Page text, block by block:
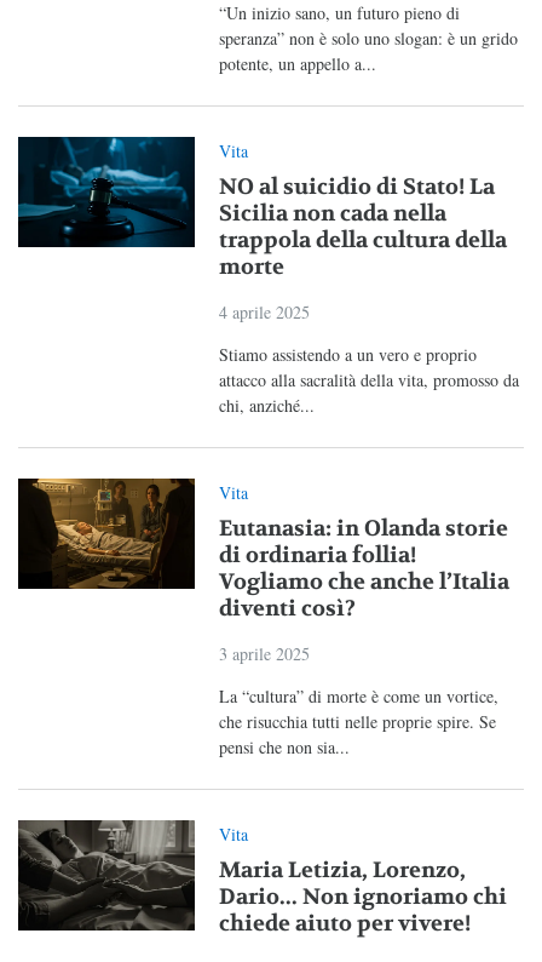
“Un inizio sano, un futuro pieno di
speranza” non è solo uno slogan: è un grido
potente, un appello a...
Vita
NO al suicidio di Stato! La
Sicilia non cada nella
trappola della cultura della
morte
4 aprile 2025
Stiamo assistendo a un vero e proprio
attacco alla sacralità della vita, promosso da
chi, anziché...
Vita
Eutanasia: in Olanda storie
di ordinaria follia!
Vogliamo che anche l’Italia
diventi così?
3 aprile 2025
La “cultura” di morte è come un vortice,
che risucchia tutti nelle proprie spire. Se
pensi che non sia...
Vita
Maria Letizia, Lorenzo,
Dario... Non ignoriamo chi
chiede aiuto per vivere!